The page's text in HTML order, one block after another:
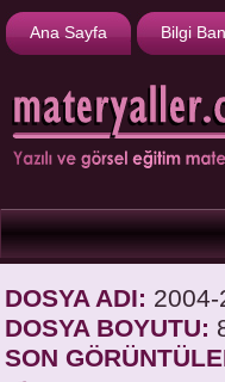
Ana Sayfa Bilgi
DOSYA ADI:
DOSYA BOYUTU:
SON